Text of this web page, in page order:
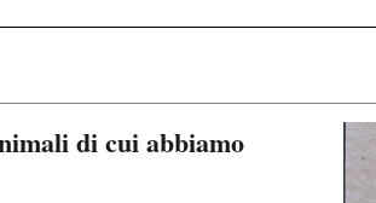
di cui abbiamo